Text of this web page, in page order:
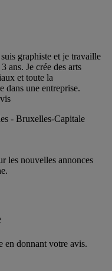
graphiste et je travaille
ans. Je crée des arts
et toute la
dans une entreprise.
- Bruxelles-Capitale
les nouvelles annonces
en donnant votre avis.